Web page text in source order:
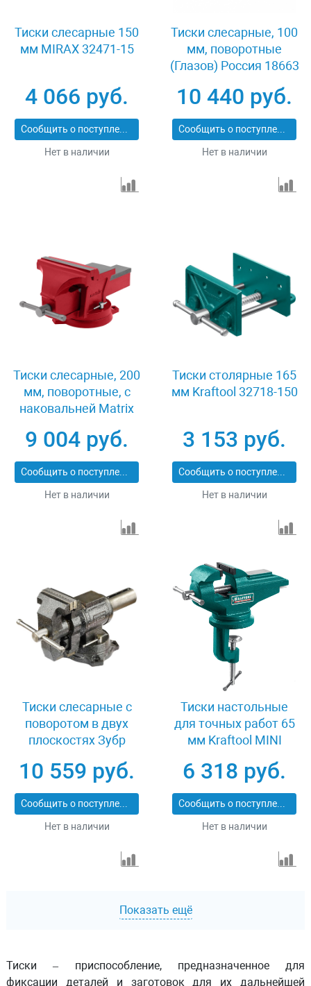
Тиски слесарные 150
мм MIRAX 32471-15
4 066 руб.
Сообщить о поступлении
Нет в наличии
Тиски слесарные, 100
мм, поворотные
(Глазов) Россия 18663
10 440 руб.
Сообщить о поступлении
Нет в наличии
Тиски слесарные, 200
мм, поворотные, с
наковальней Matrix
9 004 руб.
Сообщить о поступлении
Нет в наличии
Тиски столярные 165
мм Kraftool 32718-150
3 153 руб.
Сообщить о поступлении
Нет в наличии
Тиски слесарные с
поворотом в двух
плоскостях Зубр
10 559 руб.
Сообщить о поступлении
Нет в наличии
Тиски настольные
для точных работ 65
мм Kraftool MINI
6 318 руб.
Сообщить о поступлении
Нет в наличии
Показать ещё
Тиски – приспособление, предназначенное для
фиксации деталей и заготовок для их дальнейшей